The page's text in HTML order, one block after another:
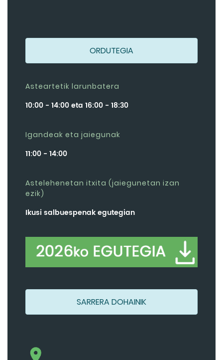
ORDUTEGIA
Asteartetik larunbatera
10:00 - 14:00 eta 16:00 - 18:30
Igandeak eta jaiegunak
11:00 - 14:00
Astelehenetan itxita (jaiegunetan izan
ezik)
Ikusi salbuespenak egutegian
SARRERA DOHAINIK